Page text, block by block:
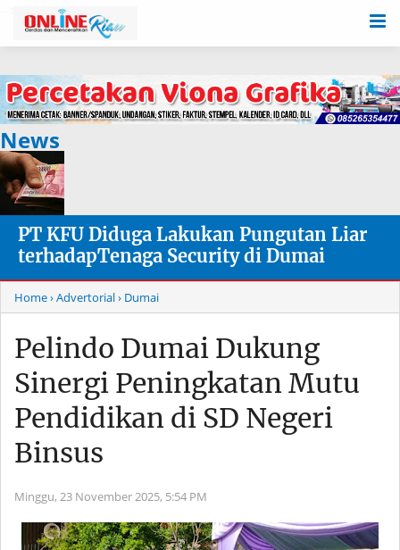
News
PT KFU Diduga Lakukan Pungutan Liar
terhadapTenaga Security di Dumai
Home› Advertorial› Dumai
Pelindo Dumai Dukung
Sinergi Peningkatan Mutu
Pendidikan di SD Negeri
Binsus
Minggu, 23 November 2025, 5:54 PM